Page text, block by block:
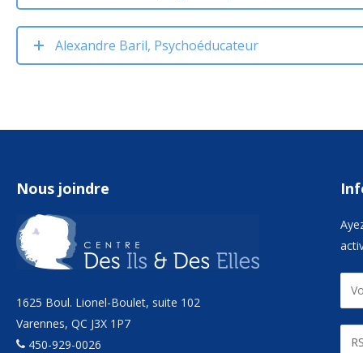
Alexandre Baril, Psychoéducateur
Nous joindre
1625 Boul. Lionel-Boulet, suite 102
Varennes, QC J3X 1P7
450-929-0026